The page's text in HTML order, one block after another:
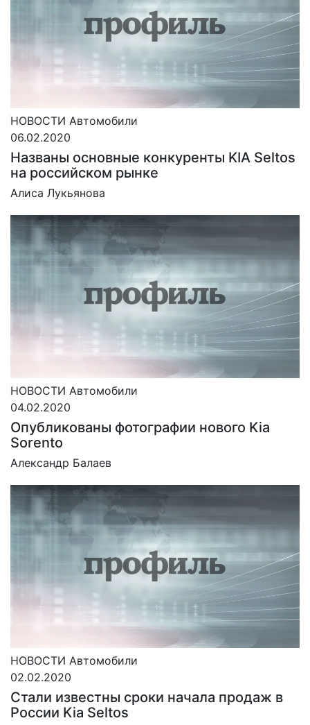
НОВОСТИ Автомобили
06.02.2020
Названы основные конкуренты KIA Seltos
на российском рынке
Алиса Лукьянова
НОВОСТИ Автомобили
04.02.2020
Опубликованы фотографии нового Kia
Sorento
Александр Балаев
НОВОСТИ Автомобили
02.02.2020
Стали известны сроки начала продаж в
России Kia Seltos